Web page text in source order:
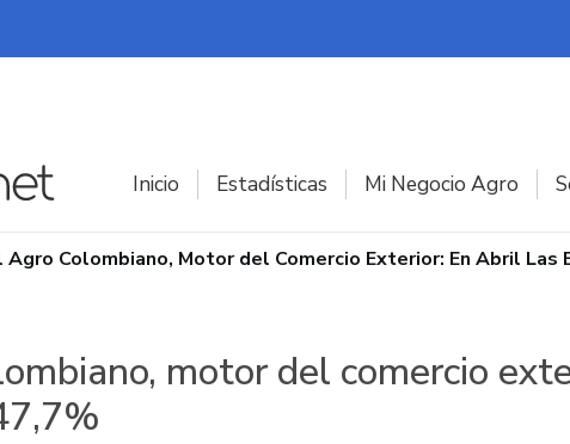
Inicio Estadísticas Mi Negocio Agro
Agro Colombiano, Motor del Comercio Exterior: En Abril Las
motor del comercio